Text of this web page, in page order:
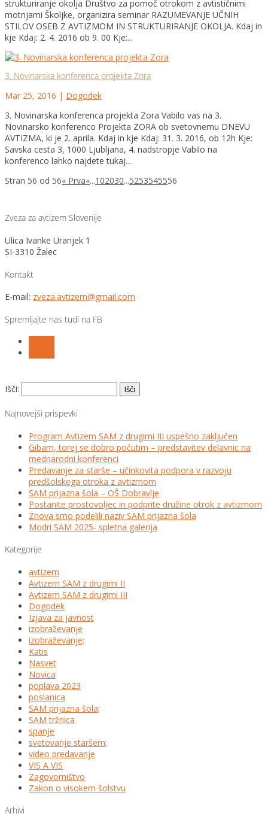
strukturiranje okolja Društvo za pomoč otrokom z avtističnimi
motnjami Školjke, organizira seminar RAZUMEVANJE UČNIH
STILOV OSEB Z AVTIZMOM IN STRUKTURIRANJE OKOLJA. Kdaj in
kje Kdaj: 2. 4. 2016 ob 9. 00 Kje:...
3. Novinarska konferenca projekta Zora
Mar 25, 2016 | Dogodek
3. Novinarska konferenca projekta Zora Vabilo vas na 3.
Novinarsko konferenco Projekta ZORA ob svetovnemu DNEVU
AVTIZMA, ki je 2. aprila. Kdaj in kje Kdaj: 31. 3. 2016, ob 12h Kje:
Savska cesta 3, 1000 Ljubljana, 4. nadstropje Vabilo na
konferenco lahko najdete tukaj....
Stran 56 od 56« Prva«...102030...5253545556
Zveza za avtizem Slovenije
Ulica Ivanke Uranjek 1
SI-3310 Žalec
Kontakt
E-mail: zveza.avtizem@gmail.com
Spremljajte nas tudi na FB
Išči:
Najnovejši prispevki
Program Avtizem SAM z drugimi III uspešno zaključen
Gibam, torej se dobro počutim – predstavitev delavnic na
mednarodni konferenci
Predavanje za starše – učinkovita podpora v razvoju
predšolskega otroka z avtizmom
SAM prijazna šola – OŠ Dobravlje
Postanite prostovoljec in podprite družine otrok z avtizmom
Znova smo podelili naziv SAM prijazna šola
Modri SAM 2025- spletna galerija
Kategorije
avtizem
Avtizem SAM z drugimi II
Avtizem SAM z drugimi III
Dogodek
Izjava za javnost
izobraževanje
izobraževanje;
Katis
Nasvet
Novica
poplava 2023
poslanica
SAM prijazna šola;
SAM tržnica
spanje
svetovanje staršem;
video predavanje
VIS A VIS
Zagovorništvo
Zakon o visokem šolstvu
Arhivi